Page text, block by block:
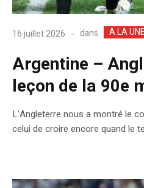
16 juillet 2026 dans A LA
Argentine –
leçon de la 90e
L’Angleterre nous a montré le
celui de croire encore quand le